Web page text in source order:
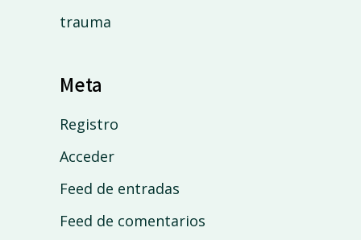
trauma
Meta
Registro
Acceder
Feed de entradas
Feed de comentarios